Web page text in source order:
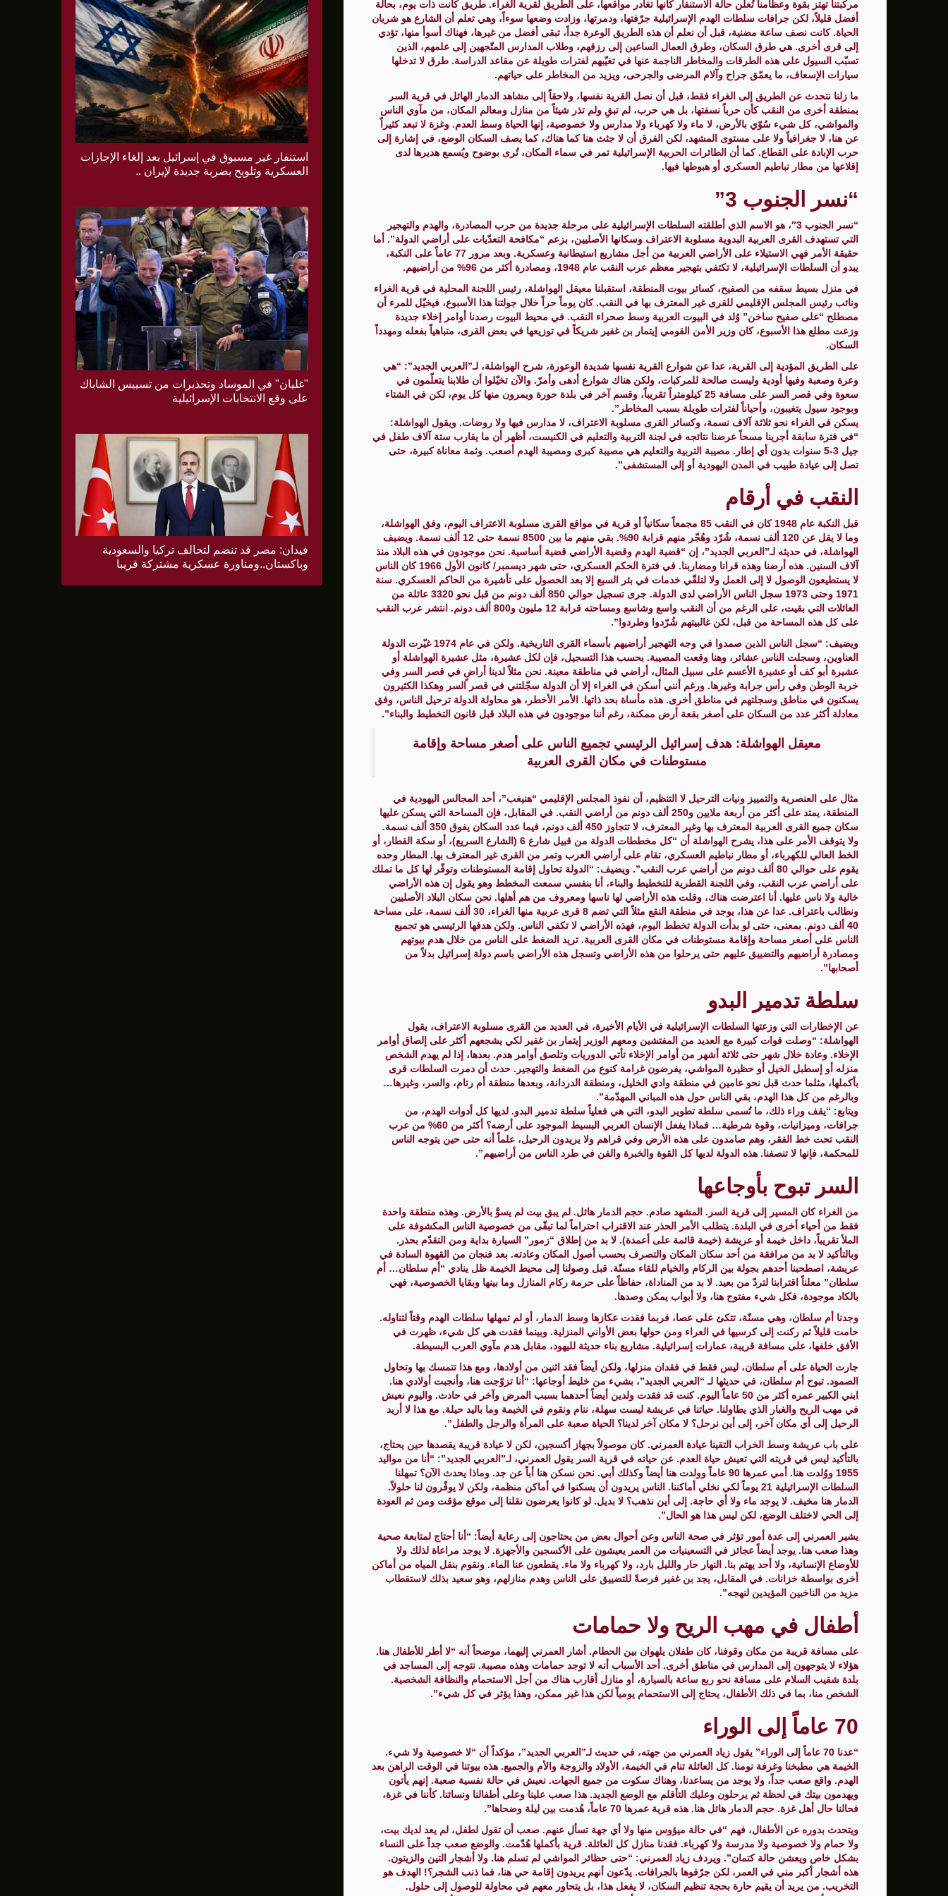
الرئيس الإيراني يعلن الجاهزية للتفاوض ويؤكد: "الوقت الحالي هو الأنسب للتوصل إلى اتفاق"
استنفار غير مسبوق في إسرائيل بعد إلغاء الإجازات العسكرية وتلويح بضربة جديدة لإيران ..
مركبتنا تهتز بقوة وعظامنا تُعلن حالة الاستنفار كأنها تغادر مواقعها، على الطريق لقرية الغراء. طريق كانت ذات يوم، بحالة
أفضل قليلاً، لكن جرافات سلطات الهدم الإسرائيلية جرّفتها، ودمرتها، وزادت وضعها سوءاً، وهي تعلم أن الشارع هو شريان
الحياة. كانت نصف ساعة مضنية، قبل أن نعلم أن هذه الطريق الوعرة جداً، تبقى أفضل من غيرها، فهناك أسوأ منها، تؤدي
إلى قرى أخرى. هي طرق السكان، وطرق العمال الساعين إلى رزقهم، وطلاب المدارس المتّجهين إلى علمهم، الذين
تسبّب السيول على هذه الطرقات والمخاطر الناجمة عنها في تغيّبهم لفترات طويلة عن مقاعد الدراسة. طرق لا تدخلها
سيارات الإسعاف، ما يعمّق جراح وآلام المرضى والجرحى، ويزيد من المخاطر على حياتهم.
ما زلنا نتحدث عن الطريق إلى الغراء فقط، قبل أن نصل القرية نفسها، ولاحقاً إلى مشاهد الدمار الهائل في قرية السر
بمنطقة أخرى من النقب كأن حرباً نسفتها، بل هي حرب، لم تبقِ ولم تذر شيئاً من منازل ومعالم المكان، من مآوي الناس
والمواشي، كل شيء سُوّي بالأرض، لا ماء ولا كهرباء ولا مدارس ولا خصوصية، إنها الحياة وسط العدم. وغزة لا تبعد كثيراً
عن هنا، لا جغرافياً ولا على مستوى المشهد، لكن الفرق أن لا جثث هنا كما هناك، كما يصف السكان الوضع، في إشارة إلى
حرب الإبادة على القطاع. كما أن الطائرات الحربية الإسرائيلية تمر في سماء المكان، تُرى بوضوح ويُسمع هديرها لدى
إقلاعها من مطار نباطيم العسكري أو هبوطها فيها.
“نسر الجنوب 3”
“نسر الجنوب 3″، هو الاسم الذي أطلقته السلطات الإسرائيلية على مرحلة جديدة من حرب المصادرة، والهدم والتهجير
التي تستهدف القرى العربية البدوية مسلوبة الاعتراف وسكانها الأصليين، بزعم “مكافحة التعدّيات على أراضي الدولة”. أما
حقيقة الأمر فهي الاستيلاء على الأراضي العربية من أجل مشاريع استيطانية وعسكرية. وبعد مرور 77 عاماً على النكبة،
يبدو أن السلطات الإسرائيلية، لا تكتفي بتهجير معظم عرب النقب عام 1948، ومصادرة أكثر من 96% من أراضيهم.
في منزل بسيط سقفه من الصفيح، كسائر بيوت المنطقة، استقبلنا معيقل الهواشلة، رئيس اللجنة المحلية في قرية الغراء
ونائب رئيس المجلس الإقليمي للقرى غير المعترف بها في النقب. كان يوماً حراً خلال جولتنا هذا الأسبوع، فيخيّل للمرء أن
مصطلح “على صفيح ساخن” وُلد في البيوت العربية وسط صحراء النقب. في محيط البيوت رصدنا أوامر إخلاء جديدة
وزعت مطلع هذا الأسبوع، كان وزير الأمن القومي إيتمار بن غفير شريكاً في توزيعها في بعض القرى، متباهياً بفعله ومهدداً
السكان.
على الطريق المؤدية إلى القرية، عدا عن شوارع القرية نفسها شديدة الوعورة، شرح الهواشلة، لـ”العربي الجديد”: “هي
وعرة وصعبة وفيها أودية وليست صالحة للمركبات، ولكن هناك شوارع أدهى وأمرّ. والآن تخيّلوا أن طلابنا يتعلّمون في
سعوة وفي قصر السر على مسافة 25 كيلومتراً تقريباً، وقسم آخر في بلدة حورة ويمرون منها كل يوم، لكن في الشتاء
وبوجود سيول يتغيبون، وأحياناً لفترات طويلة بسبب المخاطر”.
يسكن في الغراء نحو ثلاثة آلاف نسمة، وكسائر القرى مسلوبة الاعتراف، لا مدارس فيها ولا روضات. ويقول الهواشلة:
“في فترة سابقة أجرينا مسحاً عرضنا نتائجه في لجنة التربية والتعليم في الكنيست، أظهر أن ما يقارب ستة آلاف طفل في
جيل 3-5 سنوات بدون أي إطار. مصيبة التربية والتعليم هي مصيبة كبرى ومصيبة الهدم أصعب. وثمة معاناة كبيرة، حتى
تصل إلى عيادة طبيب في المدن اليهودية أو إلى المستشفى”.
النقب في أرقام
قبل النكبة عام 1948 كان في النقب 85 مجمعاً سكانياً أو قرية في مواقع القرى مسلوبة الاعتراف اليوم، وفق الهواشلة،
وما لا يقل عن 120 ألف نسمة، شُرّد وهُجّر منهم قرابة 90%. بقي منهم ما بين 8500 نسمة حتى 12 ألف نسمة. ويضيف
الهواشلة، في حديثه لـ”العربي الجديد”، إن “قضية الهدم وقضية الأراضي قضية أساسية. نحن موجودون في هذه البلاد منذ
آلاف السنين. هذه أرضنا وهذه قرانا ومضاربنا. في فترة الحكم العسكري، حتى شهر ديسمبر/ كانون الأول 1966 كان الناس
لا يستطيعون الوصول لا إلى العمل ولا لتلقّي خدمات في بئر السبع إلا بعد الحصول على تأشيرة من الحاكم العسكري. سنة
1971 وحتى 1973 سجل الناس الأراضي لدى الدولة. جرى تسجيل حوالي 850 ألف دونم من قبل نحو 3320 عائلة من
العائلات التي بقيت، على الرغم من أن النقب واسع وشاسع ومساحته قرابة 12 مليون و800 ألف دونم. انتشر عرب النقب
على كل هذه المساحة من قبل، لكن غالبيتهم شُرّدوا وطردوا”.
ويضيف: “سجل الناس الذين صمدوا في وجه التهجير أراضيهم بأسماء القرى التاريخية. ولكن في عام 1974 غيّرت الدولة
العناوين، وسجلت الناس عشائر، وهنا وقعت المصيبة. بحسب هذا التسجيل، فإن لكل عشيرة، مثل عشيرة الهواشلة أو
عشيرة أبو كف أو عشيرة الأعسم على سبيل المثال، أراضي في مناطقة معينة. نحن مثلاً لدينا أراضٍ في قصر السر وفي
خربة الوطن وفي رأس جرابة وغيرها. ورغم أنني أسكن في الغراء إلا أن الدولة سجّلتني في قصر السر وهكذا الكثيرون
يسكنون في مناطق وسجلتهم في مناطق أخرى. هذه مأساة بحد ذاتها. الأمر الأخطر، هو محاولة الدولة ترحيل الناس، وفق
معادلة أكثر عدد من السكان على أصغر بقعة أرض ممكنة، رغم أننا موجودون في هذه البلاد قبل قانون التخطيط والبناء”.
معيقل الهواشلة: هدف إسرائيل الرئيسي تجميع الناس على أصغر مساحة وإقامة
مستوطنات في مكان القرى العربية
مثال على العنصرية والتمييز ونيات الترحيل لا التنظيم، أن نفوذ المجلس الإقليمي “هنيغب”، أحد المجالس اليهودية في
المنطقة، يمتد على أكثر من أربعة ملايين و250 ألف دونم من أراضي النقب. في المقابل، فإن المساحة التي يسكن عليها
سكان جميع القرى العربية المعترف بها وغير المعترف، لا تتجاوز 450 ألف دونم، فيما عدد السكان يفوق 350 ألف نسمة.
ولا يتوقف الأمر على هذا، يشرح الهواشلة أن “كل مخططات الدولة من قبيل شارع 6 (الشارع السريع)، أو سكة القطار، أو
الخط العالي للكهرباء، أو مطار نباطيم العسكري، تقام على أراضي العرب وتمر من القرى غير المعترف بها. المطار وحده
يقوم على حوالي 80 ألف دونم من أراضي عرب النقب”. ويضيف: “الدولة تحاول إقامة المستوطنات وتوفّر لها كل ما تملك
على أراضي عرب النقب، وفي اللجنة القطرية للتخطيط والبناء، أنا بنفسي سمعت المخطط وهو يقول إن هذه الأراضي
خالية ولا ناس عليها. أنا اعترضت هناك، وقلت هذه الأراضي لها ناسها ومعروف من هم أهلها. نحن سكان البلاد الأصليين
ونطالب باعتراف. عدا عن هذا، يوجد في منطقة النقع مثلاً التي تضم 8 قرى عربية منها الغراء، 30 ألف نسمة، على مساحة
40 ألف دونم. بمعنى، حتى لو بدأت الدولة تخطط اليوم، فهذه الأراضي لا تكفي الناس. ولكن هدفها الرئيسي هو تجميع
الناس على أصغر مساحة وإقامة مستوطنات في مكان القرى العربية. تريد الضغط على الناس من خلال هدم بيوتهم
ومصادرة أراضيهم والتضييق عليهم حتى يرحلوا من هذه الأراضي وتسجل هذه الأراضي باسم دولة إسرائيل بدلاً من
أصحابها”.
سلطة تدمير البدو
عن الإخطارات التي وزعتها السلطات الإسرائيلية في الأيام الأخيرة، في العديد من القرى مسلوبة الاعتراف، يقول
الهواشلة: “وصلت قوات كبيرة مع العديد من المفتشين ومعهم الوزير إيتمار بن غفير لكي يشجعهم أكثر على إلصاق أوامر
الإخلاء. وعادة خلال شهر حتى ثلاثة أشهر من أوامر الإخلاء تأتي الدوريات وتلصق أوامر هدم. بعدها، إذا لم يهدم الشخص
منزله أو إسطبل الخيل أو حظيرة المواشي، يفرضون غرامة كنوع من الضغط والتهجير. حدث أن دمرت السلطات قرى
بأكملها، مثلما حدث قبل نحو عامين في منطقة وادي الخليل، ومنطقة الدردانة، وبعدها منطقة أم رتام، والسر، وغيرها…
وبالرغم من كل هذا الهدم، بقي الناس حول هذه المباني المهدّمة”.
ويتابع: “يقف وراء ذلك، ما تُسمى سلطة تطوير البدو، التي هي فعلياً سلطة تدمير البدو. لديها كل أدوات الهدم، من
جرافات، وميزانيات، وقوة شرطية… فماذا يفعل الإنسان العربي البسيط الموجود على أرضه؟ أكثر من 60% من عرب
النقب تحت خط الفقر، وهم صامدون على هذه الأرض وفي قراهم ولا يريدون الرحيل، علماً أنه حتى حين يتوجه الناس
للمحكمة، فإنها لا تنصفنا. هذه الدولة لديها كل القوة والخبرة والفن في طرد الناس من أراضيهم”.
السر تبوح بأوجاعها
من الغراء كان المسير إلى قرية السر. المشهد صادم. حجم الدمار هائل. لم يبق بيت لم يسوَّ بالأرض. وهذه منطقة واحدة
فقط من أحياء أخرى في البلدة. يتطلب الأمر الحذر عند الاقتراب احتراماً لما تبقّى من خصوصية الناس المكشوفة على
الملأ تقريباً، داخل خيمة أو عريشة (خيمة قائمة على أعمدة). لا بد من إطلاق “زمور” السيارة بداية ومن التقدّم بحذر.
وبالتأكيد لا بد من مرافقة من أحد سكان المكان والتصرف بحسب أصول المكان وعادته. بعد فنجان من القهوة السادة في
عريشة، اصطحبنا أحدهم بجولة بين الركام والخيام للقاء مسنّة. قبل وصولنا إلى محيط الخيمة ظل ينادي “أم سلطان… أم
سلطان” معلناً اقترابنا لتردّ من بعيد. لا بد من المناداة، حفاظاً على حرمة ركام المنازل وما بينها وبقايا الخصوصية، فهي
بالكاد موجودة، فكل شيء مفتوح هنا، ولا أبواب يمكن وصدها.
وجدنا أم سلطان، وهي مسنّة، تتكئ على عصا، فربما فقدت عكازها وسط الدمار، أو لم تمهلها سلطات الهدم وقتاً لتناوله.
حامت قليلاً ثم ركنت إلى كرسيها في العراء ومن حولها بعض الأواني المنزلية. وبينما فقدت هي كل شيء، ظهرت في
الأفق خلفها، على مسافة قريبة، عمارات إسرائيلية. مشاريع بناء حديثة لليهود، مقابل هدم مآوي العرب البسيطة.
جارت الحياة على أم سلطان، ليس فقط في فقدان منزلها، ولكن أيضاً فقد اثنين من أولادها، ومع هذا تتمسك بها وتحاول
الصمود. تبوح أم سلطان، في حديثها لـ “العربي الجديد”، بشيء من خليط أوجاعها: “أنا تزوّجت هنا، وأنجبت أولادي هنا.
ابني الكبير عمره أكثر من 50 عاماً اليوم. كنت قد فقدت ولدين أيضاً أحدهما بسبب المرض وآخر في حادث. واليوم نعيش
في مهب الريح والغبار الذي يطاولنا. حياتنا في عريشة ليست سهلة، ننام ونقوم في الخيمة وما باليد حيلة. مع هذا لا أريد
الرحيل إلى أي مكان آخر، إلى أين نرحل؟ لا مكان آخر لدينا؟ الحياة صعبة على المرأة والرجل والطفل”.
على باب عريشة وسط الخراب التقينا عيادة العمرني. كان موصولاً بجهاز أكسجين، لكن لا عيادة قريبة يقصدها حين يحتاج،
بالتأكيد ليس في قريته التي تعيش حياة العدم. عن حياته في قرية السر يقول العمرني، لـ”العربي الجديد”: “أنا من مواليد
1955 ووُلدت هنا. أمي عمرها 90 عاماً وولدت هنا أيضاً وكذلك أبي. نحن نسكن هنا أباً عن جد. وماذا يحدث الآن؟ تمهلنا
السلطات الإسرائيلية 21 يوماً لكي نخلي أماكننا. الناس يريدون أن يسكنوا في أماكن منظمة، ولكن لا يوفّرون لنا حلولاً.
الدمار هنا مخيف. لا يوجد ماء ولا أي حاجة. إلى أين نذهب؟ لا بديل. لو كانوا يعرضون نقلنا إلى موقع مؤقت ومن ثم العودة
إلى الحي لاختلف الوضع، لكن ليس هذا هو الحال”.
يشير العمرني إلى عدة أمور تؤثر في صحة الناس وعن أحوال بعض من يحتاجون إلى رعاية أيضاً: “أنا أحتاج لمتابعة صحية
وهذا صعب هنا. يوجد أيضاً عجائز في التسعينيات من العمر يعيشون على الأكسجين والأجهزة. لا يوجد مراعاة لذلك ولا
للأوضاع الإنسانية، ولا أحد يهتم بنا. النهار حار والليل بارد، ولا كهرباء ولا ماء. يقطعون عنا الماء. ونقوم بنقل المياه من أماكن
أخرى بواسطة خزانات. في المقابل، يجد بن غفير فرصةً للتضييق على الناس وهدم منازلهم، وهو سعيد بذلك لاستقطاب
مزيد من الناخبين المؤيدين لنهجه”.
أطفال في مهب الريح ولا حمامات
على مسافة قريبة من مكان وقوفنا، كان طفلان يلهوان بين الحطام. أشار العمرني إليهما، موضحاً أنه “لا أطر للأطفال هنا.
هؤلاء لا يتوجهون إلى المدارس في مناطق أخرى. أحد الأسباب أنه لا توجد حمامات وهذه مصيبة. نتوجه إلى المساجد في
بلدة شقيب السلام على مسافة نحو ربع ساعة بالسيارة، أو منازل أقارب هناك من أجل الاستحمام والنظافة الشخصية.
الشخص منا، بما في ذلك الأطفال، يحتاج إلى الاستحمام يومياً لكن هذا غير ممكن، وهذا يؤثر في كل شيء”.
70 عاماً إلى الوراء
“عدنا 70 عاماً إلى الوراء” يقول زياد العمرني من جهته، في حديث لـ”العربي الجديد”، مؤكداً أن “لا خصوصية ولا شيء.
الخيمة هي مطبخنا وغرفة نومنا. كل العائلة تنام في الخيمة، الأولاد والزوجة والأم والجميع. هذه بيوتنا في الوقت الراهن بعد
الهدم. واقع صعب جداً، ولا يوجد من يساعدنا، وهناك سكوت من جميع الجهات. نعيش في حالة نفسية صعبة. إنهم يأتون
ويهدمون بيتك في لحظة ثم يرحلون وعليك التأقلم مع الوضع الجديد. هذا صعب علينا وعلى أطفالنا ونسائنا. كأننا في غزة،
فحالنا حال أهل غزة. حجم الدمار هائل هنا. هذه قرية عمرها 70 عاماً، هُدمت بين ليلة وضحاها”.
ويتحدث بدوره عن الأطفال، فهم “في حالة ميؤوس منها ولا أي جهة تسأل عنهم. صعب أن تقول لطفل، لم يعد لديك بيت،
ولا حمام ولا خصوصية ولا مدرسة ولا كهرباء. فقدنا منازل كل العائلة. قرية بأكملها هُدّمت. والوضع صعب جداً على النساء
بشكل خاص ويعشن حالة كتمان”. ويردف زياد العمرني: “حتى حظائر المواشي لم تسلم هنا. ولا أشجار التين والزيتون.
هذه أشجار أكبر مني في العمر، لكن جرّفوها بالجرافات. يدّعون أنهم يريدون إقامة حي هنا، فما ذنب الشجر؟! الهدف هو
التخريب. من يريد أن يقيم حارة بحجة تنظيم السكان، لا يفعل هذا، بل يتحاور معهم في محاولة للوصول إلى حلول.
استنفار غير مسبوق في إسرائيل بعد إلغاء الإجازات
العسكرية وتلويح بضربة جديدة لإيران ..
"غليان" في الموساد وتحذيرات من تسييس الشاباك
على وقع الانتخابات الإسرائيلية
فيدان: مصر قد تنضم لتحالف تركيا والسعودية
وباكستان..ومناورة عسكرية مشتركة قريبا